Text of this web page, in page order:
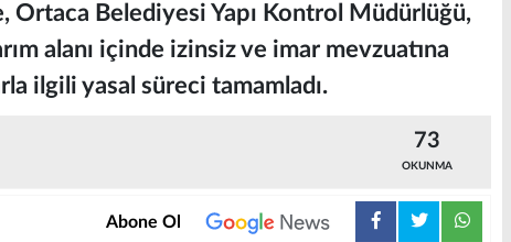
Ortaca Belediyesi Yapı Kontrol Müdürlüğü,
alanı içinde izinsiz ve imar mevzuatına
ilgili yasal süreci tamamladı.
73
OKUNMA
Abone Ol